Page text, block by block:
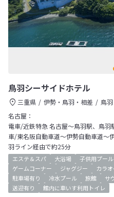
鳥羽シーサイドホテル
三重県 伊勢・鳥羽・相差
鳥羽
名古屋：
電車/近鉄特急 名古屋～鳥羽駅、鳥
車/東名阪自動車道～伊勢自動車道
羽ライン経由で約25分
エステ＆スパ 大浴場 子供用プー
ゲームコーナー
ジャグジー カラ
駐車場有り
冷水プール 旅館 サ
送迎有り
館内に車いす利用トイレ